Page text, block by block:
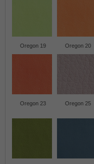
Oregon 19 Oregon 20
Oregon 23 Oregon 25